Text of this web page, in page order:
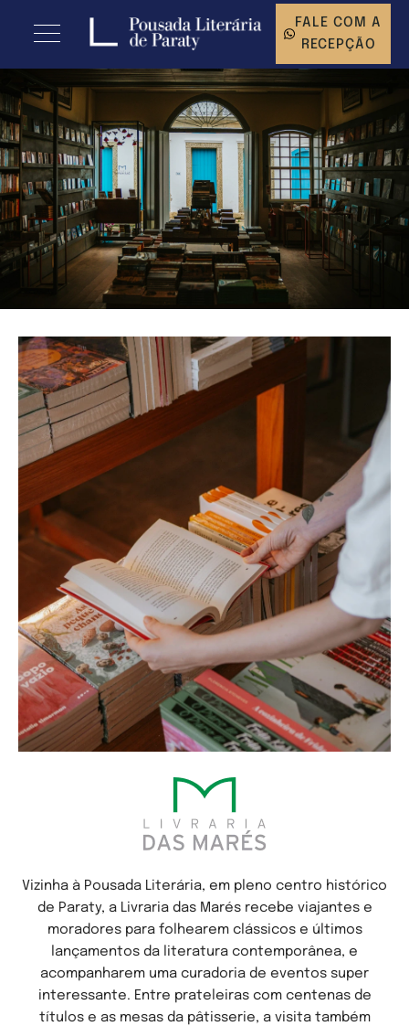
FALE COM A
RECEPÇÃO
Vizinha à Pousada Literária, em pleno centro histórico
de Paraty, a Livraria das Marés recebe viajantes e
moradores para folhearem clássicos e últimos
lançamentos da literatura contemporânea, e
acompanharem uma curadoria de eventos super
interessante. Entre prateleiras com centenas de
títulos e as mesas da pâtisserie, a visita também